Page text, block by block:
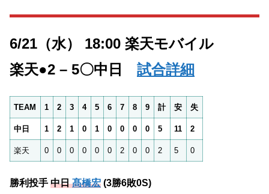
6/21（水） 18:00 楽天モバイル
楽天●2 – 5〇中日
試合詳細
TEAM 1 2 3 4 5 6 7 8 9 計 安 失
中日 1 2 1 0 1 0 0 0 0 5 11 2
楽天 0 0 0 0 0 0 2 0 0 2 5 0
勝利投手 中日髙橋宏 (3勝6敗0S)